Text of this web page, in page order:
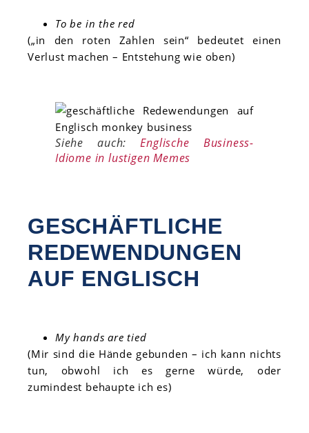
To be in the red
(„in den roten Zahlen sein“ bedeutet einen
Verlust machen – Entstehung wie oben)
Siehe auch:Englische Business-
Idiome in lustigen Memes
GESCHÄFTLICHE
REDEWENDUNGEN
AUF ENGLISCH
My hands are tied
(Mir sind die Hände gebunden – ich kann nichts
tun, obwohl ich es gerne würde, oder
zumindest behaupte ich es)